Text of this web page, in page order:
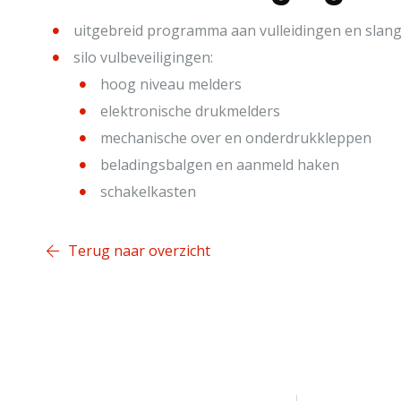
uitgebreid programma aan vulleidingen en
silo vulbeveiligingen:
hoog niveau melders
elektronische drukmelders
mechanische over en onderdrukkleppen
beladingsbalgen en aanmeld haken
schakelkasten
Terug naar overzicht